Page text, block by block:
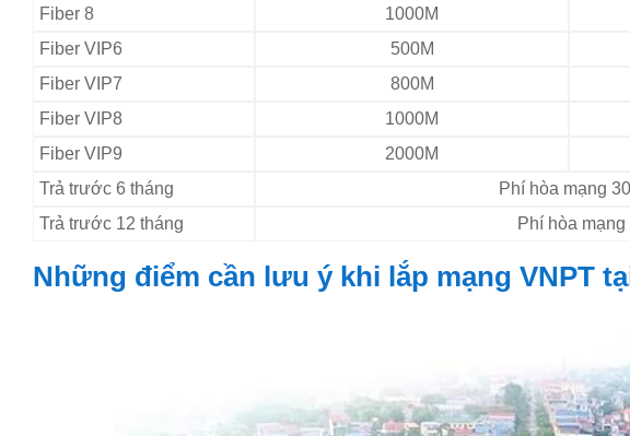
Fiber 8
1000M
Fiber VIP6
500M
Fiber VIP7
800M
Fiber VIP8
1000M
Fiber VIP9
2000M
Trả trước 6 tháng
Phí hòa mạng
Trả trước 12 tháng
Phí hòa
Những điểm cần lưu ý khi lắp mạng VNPT